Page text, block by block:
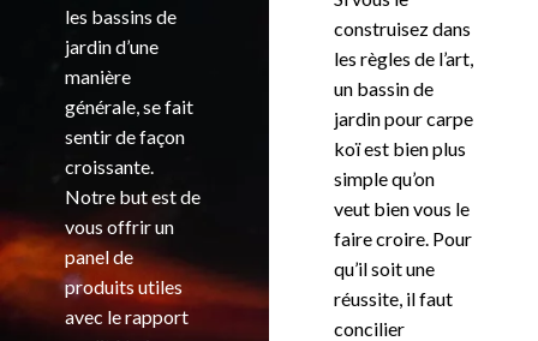
les bassins de
jardin d’une
manière
générale, se fait
sentir de façon
croissante.
Notre but est de
vous offrir un
panel de
produits utiles
avec le rapport
construisez dans
les règles de l’art,
un bassin de
jardin pour carpe
koï est bien plus
simple qu’on
veut bien vous le
faire croire. Pour
qu’il soit une
réussite, il faut
concilier